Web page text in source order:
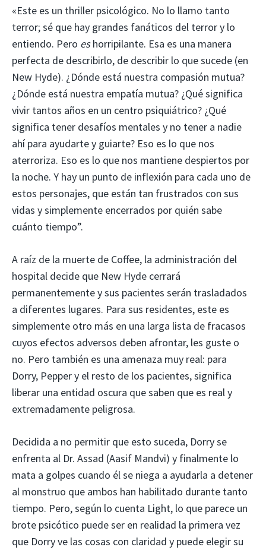
«Este es un thriller psicológico. No lo llamo tanto
terror; sé que hay grandes fanáticos del terror y lo
entiendo. Pero eshorripilante. Esa es una manera
perfecta de describirlo, de describir lo que sucede (en
New Hyde). ¿Dónde está nuestra compasión mutua?
¿Dónde está nuestra empatía mutua? ¿Qué significa
vivir tantos años en un centro psiquiátrico? ¿Qué
significa tener desafíos mentales y no tener a nadie
ahí para ayudarte y guiarte? Eso es lo que nos
aterroriza. Eso es lo que nos mantiene despiertos por
la noche. Y hay un punto de inflexión para cada uno de
estos personajes, que están tan frustrados con sus
vidas y simplemente encerrados por quién sabe
cuánto tiempo”.
A raíz de la muerte de Coffee, la administración del
hospital decide que New Hyde cerrará
permanentemente y sus pacientes serán trasladados
a diferentes lugares. Para sus residentes, este es
simplemente otro más en una larga lista de fracasos
cuyos efectos adversos deben afrontar, les guste o
no. Pero también es una amenaza muy real: para
Dorry, Pepper y el resto de los pacientes, significa
liberar una entidad oscura que saben que es real y
extremadamente peligrosa.
Decidida a no permitir que esto suceda, Dorry se
enfrenta al Dr. Assad (Aasif Mandvi) y finalmente lo
mata a golpes cuando él se niega a ayudarla a detener
al monstruo que ambos han habilitado durante tanto
tiempo. Pero, según lo cuenta Light, lo que parece un
brote psicótico puede ser en realidad la primera vez
que Dorry ve las cosas con claridad y puede elegir su